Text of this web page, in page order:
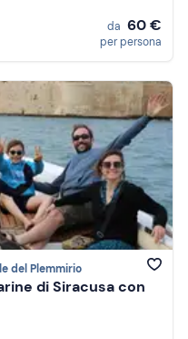
da 60 €
per persona
del Plemmirio
di Siracusa con